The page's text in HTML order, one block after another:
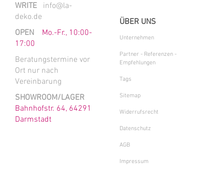
WRITE info@la-
deko.de
OPEN Mo.-Fr., 10:00-
17:00
Beratungstermine vor
Ort nur nach
Vereinbarung
SHOWROOM/LAGER
Bahnhofstr. 64, 64291
Darmstadt
ÜBER UNS
Unternehmen
Partner - Referenzen -
Empfehlungen
Tags
Sitemap
Widerrufsrecht
Datenschutz
AGB
Impressum